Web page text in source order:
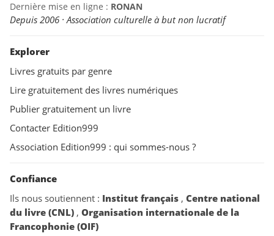
Dernière mise en ligne : RONAN
Depuis 2006 · Association culturelle à but non lucratif
Explorer
Livres gratuits par genre
Lire gratuitement des livres numériques
Publier gratuitement un livre
Contacter Edition999
Association Edition999 : qui sommes-nous ?
Confiance
Ils nous soutiennent : Institut français , Centre national
du livre (CNL) , Organisation internationale de la
Francophonie (OIF)